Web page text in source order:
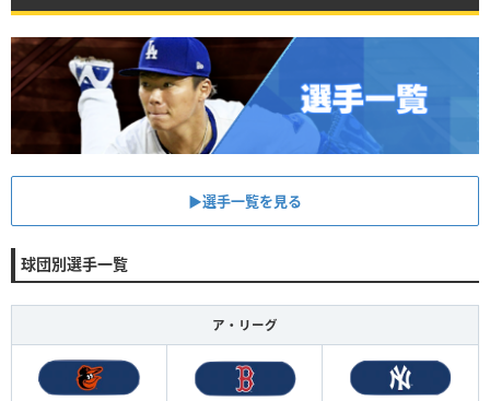
▶︎選手一覧を見る
球団別選手一覧
ア・リーグ